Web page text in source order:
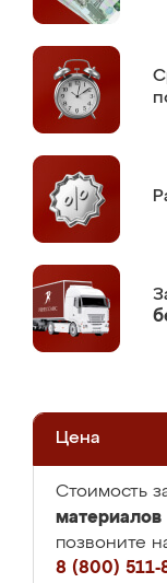
Цена
Стоимость
материалов
позвоните
8 (800) 511-